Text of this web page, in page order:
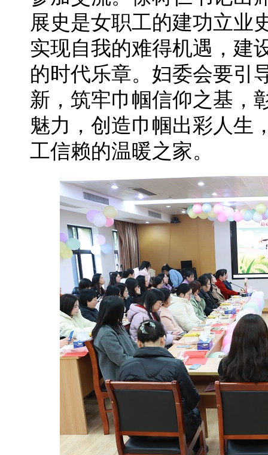
展史是女职工的建功立业
实现自我的难得机遇，建
的时代乐章。妇委会要引
新，筑牢巾帼信仰之基，
魅力，创造巾帼出彩人生
工信赖的温暖之家。